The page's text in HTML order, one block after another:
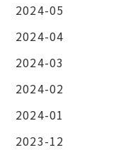
2024-05
2024-04
2024-03
2024-02
2024-01
2023-12